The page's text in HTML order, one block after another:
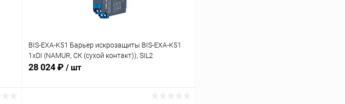
BIS-EXA-K51 Барьер искрозащиты BIS-EXA-K51
1хDI (NAMUR, СК (сухой контакт)), SIL2
28 024 ₽ / шт